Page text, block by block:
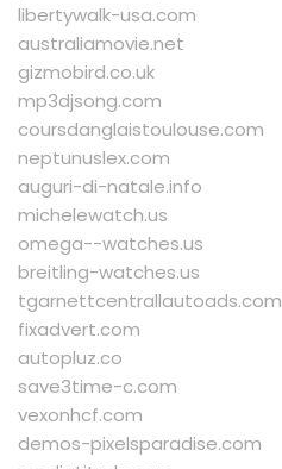
libertywalk-usa.com
australiamovie.net
gizmobird.co.uk
mp3djsong.com
coursdanglaistoulouse.com
neptunuslex.com
auguri-di-natale.info
michelewatch.us
omega--watches.us
breitling-watches.us
tgarnettcentrallautoads.com
fixadvert.com
autopluz.co
save3time-c.com
vexonhcf.com
demos-pixelsparadise.com